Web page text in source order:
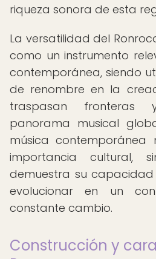
riqueza sonora de esta
La versatilidad del
como un instrumento
contemporánea, siendo
de renombre en la
traspasan fronteras
panorama musical
música
importancia cultural,
demuestra su
evolucionar en un
constante cambio.
Construcción y